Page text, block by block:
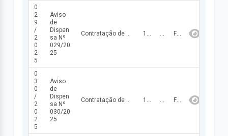
0
2
9
/
2
0
2
5
Aviso
de
Dispen
sa Nº
029/20
25
Contratação de empresa para organização e execução dos campeonatos de futebol amador das localidades e sede do Município de Santo Antônio dos Milagres – PI. 10/09/2025 62.340,00 FINALIZADA
0
3
0
/
2
0
2
5
Aviso
de
Dispen
sa Nº
030/20
25
Contratação de empresa para locação de máquina pesada (trator de esteira) para atender as necessidades do Município de Santo Antônio dos Milagres – PI. 10/09/2025 62.526,30 FINALIZADA